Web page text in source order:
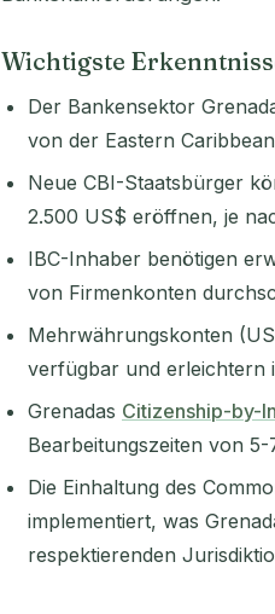
Wichtigste
Der Bankensektor
von der Eastern
Neue CBI-Staatsbürger
2.500 US$ eröffnen, je
IBC-Inhaber benötigen
von Firmenkonten
Mehrwährungskonten
verfügbar und erleichtern
Grenadas Citizenship-by-
Bearbeitungszeiten von
Die Einhaltung des
implementiert, was
respektierenden